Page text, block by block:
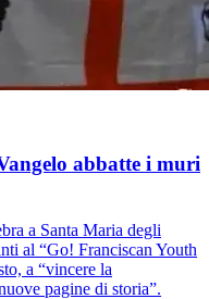
abbatte i muri
a Santa Maria degli
al “Go! Franciscan Youth
a “vincere la
pagine di storia”.